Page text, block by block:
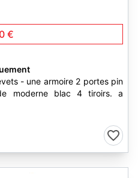
€
- une armoire 2 portes pin
moderne blac 4 tiroirs. a